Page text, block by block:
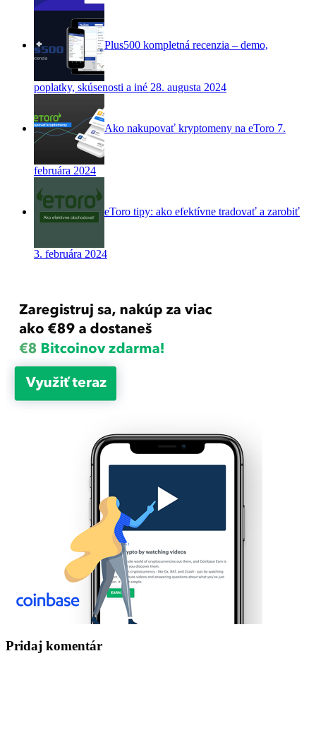
Plus500 kompletná recenzia – demo,
poplatky, skúsenosti a iné 28. augusta 2024
Ako nakupovať kryptomeny na eToro 7.
februára 2024
eToro tipy: ako efektívne tradovať a zarobiť
3. februára 2024
Pridaj komentár